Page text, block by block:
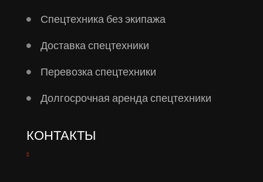
Спецтехника без экипажа
Доставка спецтехники
Перевозка спецтехники
Долгосрочная аренда спецтехники
КОНТАКТЫ